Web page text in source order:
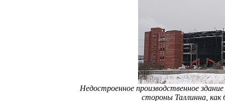
Недостроенное производственное
стороны Таллинна, как